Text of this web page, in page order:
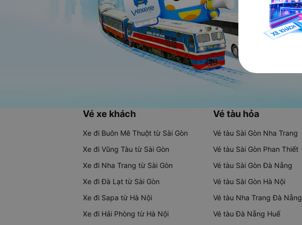
Vé xe khách
Xe đi Buôn Mê Thuột từ Sài Gòn
Xe đi Vũng Tàu từ Sài Gòn
Xe đi Nha Trang từ Sài Gòn
Xe đi Đà Lạt từ Sài Gòn
Xe đi Sapa từ Hà Nội
Xe đi Hải Phòng từ Hà Nội
Vé tàu hỏa
Vé tàu Sài Gòn Nha Trang
Vé tàu Sài Gòn Phan Thiết
Vé tàu Sài Gòn Đà Nẵng
Vé tàu Sài Gòn Hà Nội
Vé tàu Nha Trang Đà Nẵng
Vé tàu Đà Nẵng Huế